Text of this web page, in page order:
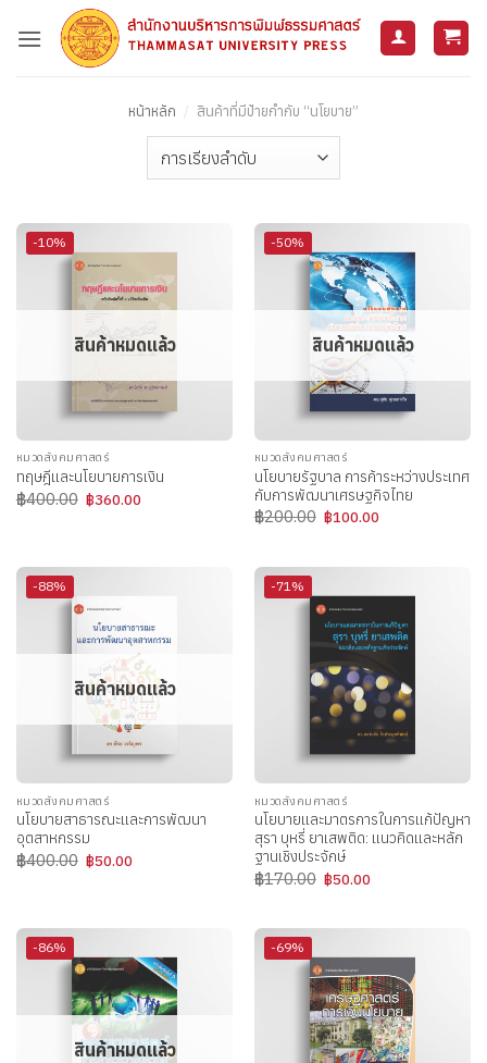
หน้าหลัก / สินค้าที่มีป้ายกำกับ “นโยบาย”
-10%
สินค้าหมดแล้ว
หมวดสังคมศาสตร์
ทฤษฎีและนโยบายการเงิน
฿400.00 Original
price
฿360.00Current
-50%
สินค้าหมดแล้ว
หมวดสังคมศาสตร์
นโยบายรัฐบาล การค้าระหว่างประเทศ
กับการพัฒนาเศรษฐกิจไทย
฿200.00 Original
price
฿100.00Current
-88%
สินค้าหมดแล้ว
หมวดสังคมศาสตร์
นโยบายสาธารณะและการพัฒนา
อุตสาหกรรม
฿400.00 Original
price
฿50.00Current
-71%
หมวดสังคมศาสตร์
นโยบายและมาตรการในการแก้ปัญหา
สุรา บุหรี่ ยาเสพติด: แนวคิดและหลัก
ฐานเชิงประจักษ์
฿170.00 Original
price
฿50.00Current
-86%
สินค้าหมดแล้ว
-69%